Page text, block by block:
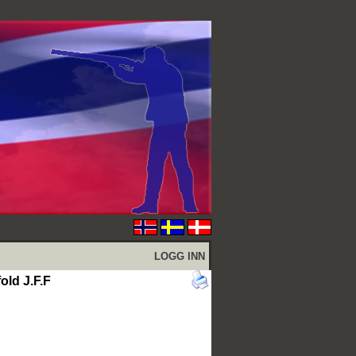
LOGG INN
J.F.F